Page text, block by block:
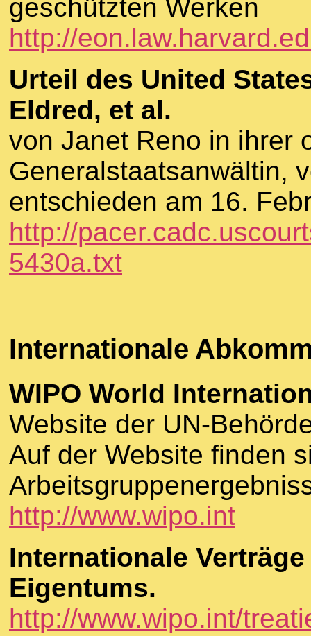
geschützten Werken
http://
Urteil des United
Eldred, et al.
von Janet Reno in ihrer
Generalstaatsanwältin,
entschieden am 16.
http://
5430a.txt
Internationale
WIPO World
Website der UN-
Auf der Website finden
http://www.wipo.int
Internationale
Eigentums.
http://www.wipo.int/